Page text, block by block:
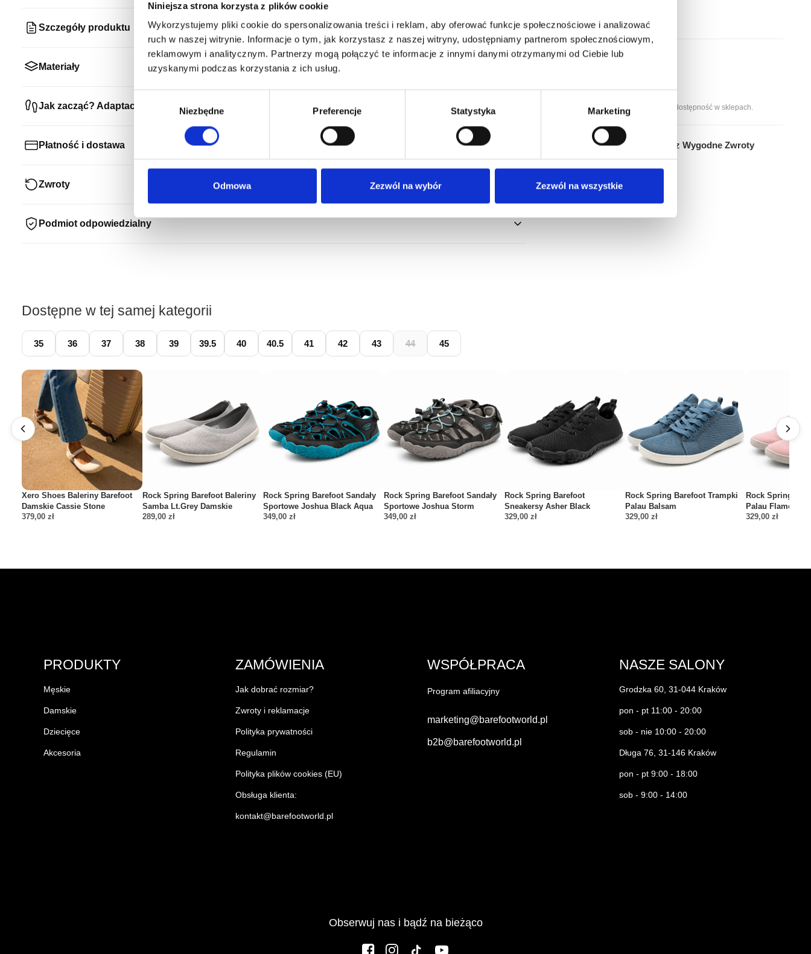
Niniejsza strona korzysta z plików cookie
Wykorzystujemy pliki cookie do spersonalizowania treści i reklam, aby oferować funkcje społecznościowe i analizować
ruch w naszej witrynie. Informacje o tym, jak korzystasz z naszej witryny, udostępniamy partnerom społecznościowym,
reklamowym i analitycznym. Partnerzy mogą połączyć te informacje z innymi danymi otrzymanymi od Ciebie lub
uzyskanymi podczas korzystania z ich usług.
zgody
Niezbędne Preferencje Statystyka Marketing
Odmowa Zezwól na wybór Zezwól na wszystkie
Szczegóły produktu
Materiały
Jak zacząć? Adaptacja
Płatność i dostawa
Zwroty
Podmiot odpowiedzialny
Dla zamówień od 299 zł
Dostępne stacjonarnie:
Kraków, ul. Długa 76
Wybierz rozmiar, aby sprawdzić dostępność w sklepach.
Łatwy zwrot do 14 dni przez Wygodne Zwroty
Dostępne w tej samej kategorii
35 36 37 38 39 39.5 40 40.5 41 42 43 44 45
Xero Shoes Baleriny Barefoot
Damskie Cassie Stone
379,00 zł
Rock Spring Barefoot Baleriny
Samba Lt.Grey Damskie
289,00 zł
Rock Spring Barefoot Sandały
Sportowe Joshua Black Aqua
349,00 zł
Rock Spring Barefoot Sandały
Sportowe Joshua Storm
349,00 zł
Rock Spring Barefoot
Sneakersy Asher Black
329,00 zł
Rock Spring Barefoot Trampki
Palau Balsam
329,00 zł
Rock Spring
Palau Flamengo
329,00 zł
PRODUKTY
Męskie
Damskie
Dziecięce
Akcesoria
ZAMÓWIENIA
Jak dobrać rozmiar?
Zwroty i reklamacje
Polityka prywatności
Regulamin
Polityka plików cookies (EU)
Obsługa klienta:
kontakt@barefootworld.pl
WSPÓŁPRACA
Program afiliacyjny
marketing@barefootworld.pl
b2b@barefootworld.pl
NASZE SALONY
Grodzka 60, 31-044 Kraków
pon - pt 11:00 - 20:00
sob - nie 10:00 - 20:00
Długa 76, 31-146 Kraków
pon - pt 9:00 - 18:00
sob - 9:00 - 14:00
Obserwuj nas i bądź na bieżąco